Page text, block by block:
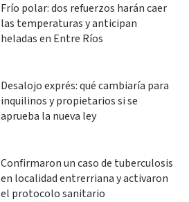
Frío polar: dos refuerzos harán caer
las temperaturas y anticipan
heladas en Entre Ríos
Desalojo exprés: qué cambiaría para
inquilinos y propietarios si se
aprueba la nueva ley
Confirmaron un caso de tuberculosis
en localidad entrerriana y activaron
el protocolo sanitario